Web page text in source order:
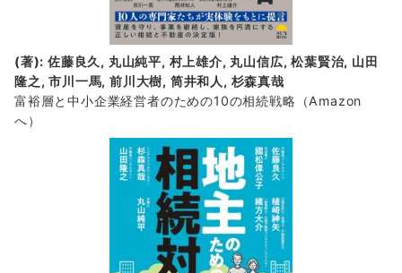
(著): 佐藤良久, 丸山純平, 村上雄介, 丸山信広, 松葉賢治, 山田
隆之, 市川一馬, 前川大樹, 筒井和人, 杉森真哉
富裕層と中小企業経営者のための10の相続戦略 （Amazon
へ）